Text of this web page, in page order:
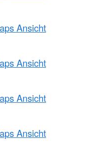
Ansicht
Ansicht
Ansicht
Ansicht